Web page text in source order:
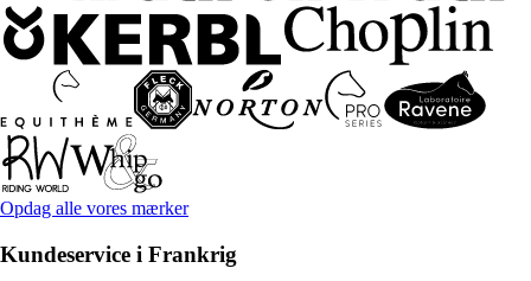
Opdag alle vores mærker
Kundeservice i Frankrig